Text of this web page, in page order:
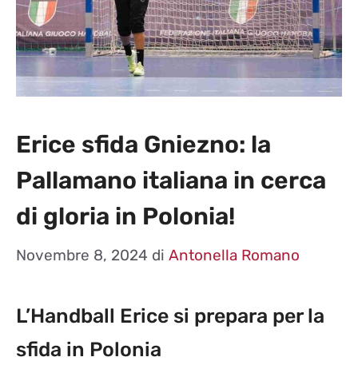
Erice sfida Gniezno: la
Pallamano italiana in cerca
di gloria in Polonia!
Novembre 8, 2024 di Antonella Romano
L’Handball Erice si prepara per la
sfida in Polonia